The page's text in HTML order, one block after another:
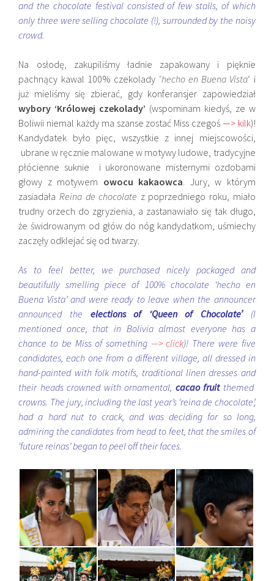
and the chocolate festival consisted of few stalls, of which
only three were selling chocolate (!), surrounded by the noisy
crowd.
Na osłodę, zakupiliśmy ładnie zapakowany i pięknie
pachnący kawal 100% czekolady ‘hecho en Buena Vista‘ i
już mieliśmy się zbierać, gdy konferansjer zapowiedział
wybory ‘Królowej czekolady’ (wspominam kiedyś, ze w
Boliwii niemal każdy ma szanse zostać Miss czegoś —> kilk)!
Kandydatek było pięc, wszystkie z innej miejscowości,
ubrane w ręcznie malowane w motywy ludowe, tradycyjne
płócienne suknie i ukoronowane misternymi ozdobami
głowy z motywem owocu kakaowca. Jury, w którym
zasiadała Reina de chocolate z poprzedniego roku, miało
trudny orzech do zgryzienia, a zastanawiało się tak długo,
że świdrowanym od głów do nóg kandydatkom, uśmiechy
zaczęły odklejać się od twarzy.
As to feel better, we purchased nicely packaged and
beautifully smelling piece of 100% chocolate ‘hecho en
Buena Vista’ and were ready to leave when the announcer
announced the elections of ‘Queen of Chocolate’(I
mentioned once, that in Bolivia almost everyone has a
chance to be Miss of something —> click)! There were five
candidates, each one from a different village, all dressed in
hand-painted with folk motifs, traditional linen dresses and
their heads crowned with ornamental, cacao fruitthemed
crowns. The jury, including the last year’s ‘reina de chocolate’,
had a hard nut to crack, and was deciding for so long,
admiring the candidates from head to feet, that the smiles of
‘future reinas’ began to peel off their faces.